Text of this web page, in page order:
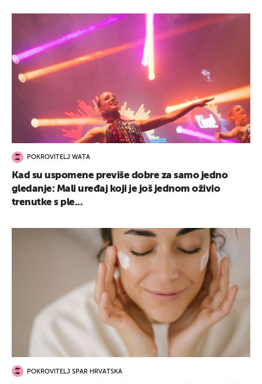
POKROVITELJ WATA
Kad su uspomene previše dobre za samo jedno
gledanje: Mali uređaj koji je još jednom oživio
trenutke s ple...
POKROVITELJ SPAR HRVATSKA